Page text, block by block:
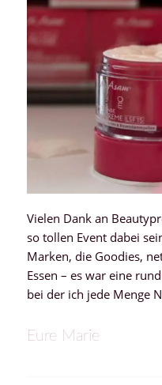
Vielen Dank an
so tollen Event dabei
Marken, die Goodies,
Essen – es war eine
bei der ich jede Menge
Eure Marie